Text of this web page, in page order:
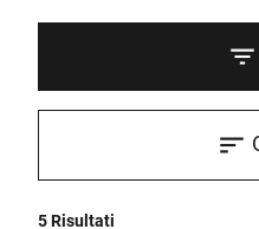
5 Risultati